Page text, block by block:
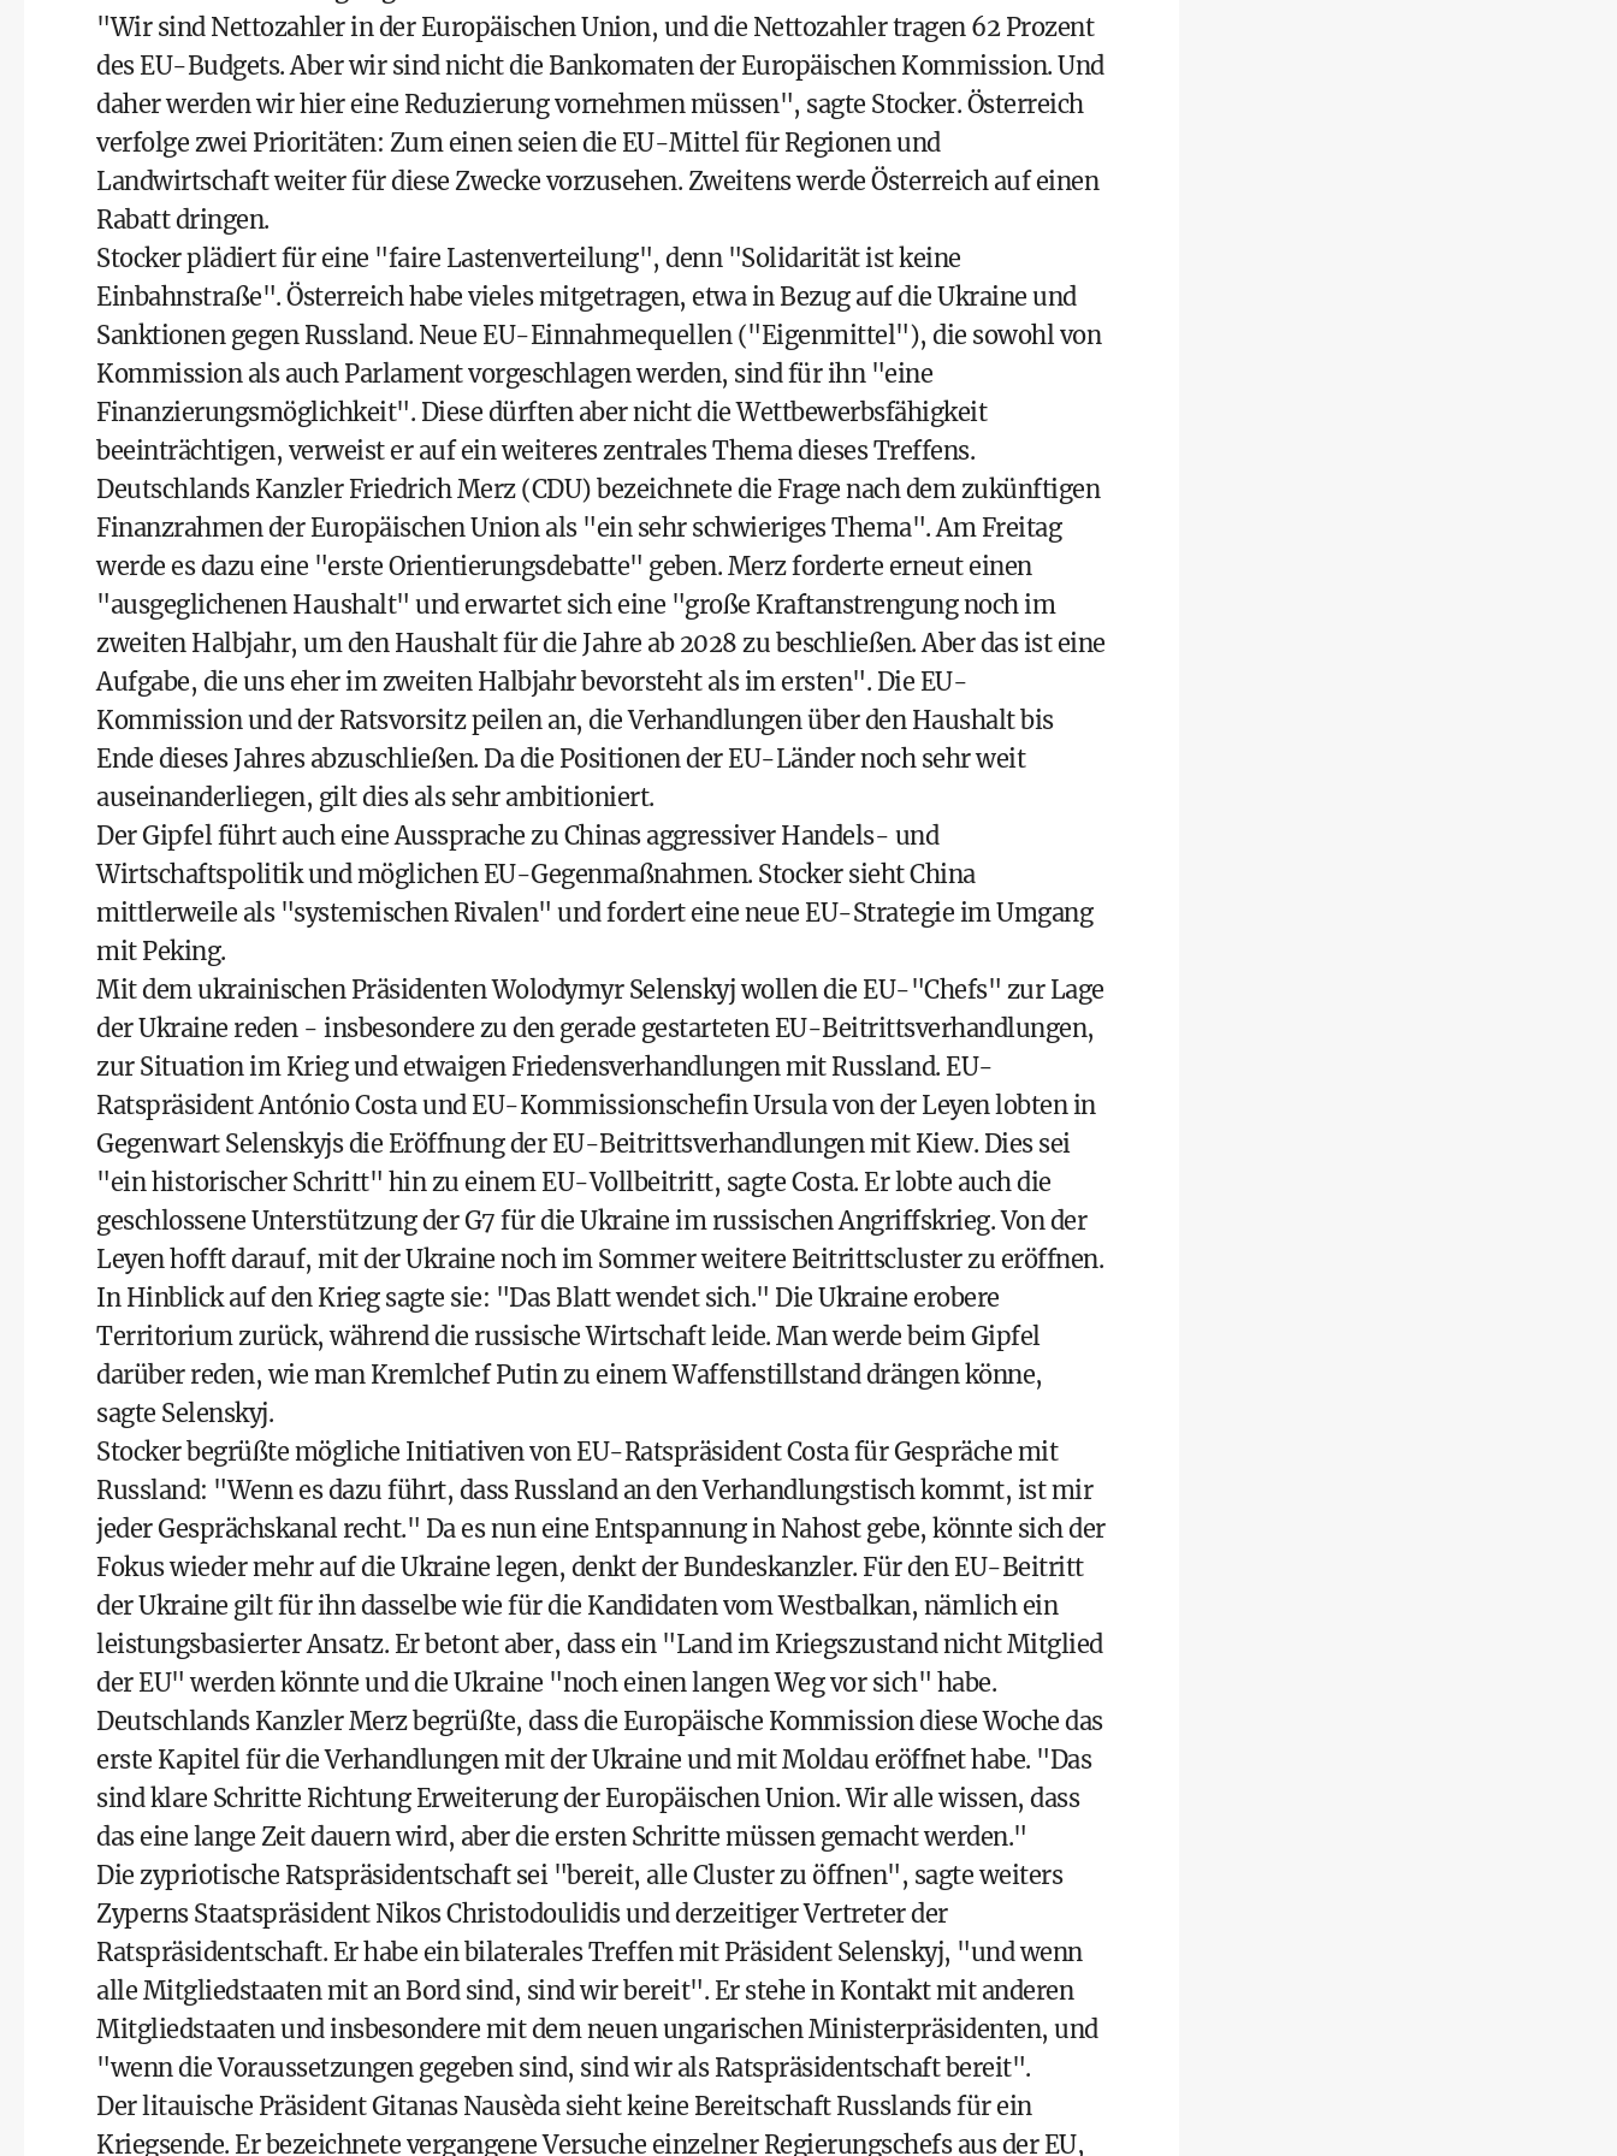
"Wir sind Nettozahler in der Europäischen Union, und die Nettozahler tragen 62 Prozent
des EU-Budgets. Aber wir sind nicht die Bankomaten der Europäischen Kommission. Und
daher werden wir hier eine Reduzierung vornehmen müssen", sagte Stocker. Österreich
verfolge zwei Prioritäten: Zum einen seien die EU-Mittel für Regionen und
Landwirtschaft weiter für diese Zwecke vorzusehen. Zweitens werde Österreich auf einen
Rabatt dringen.
Stocker plädiert für eine "faire Lastenverteilung", denn "Solidarität ist keine
Einbahnstraße". Österreich habe vieles mitgetragen, etwa in Bezug auf die Ukraine und
Sanktionen gegen Russland. Neue EU-Einnahmequellen ("Eigenmittel"), die sowohl von
Kommission als auch Parlament vorgeschlagen werden, sind für ihn "eine
Finanzierungsmöglichkeit". Diese dürften aber nicht die Wettbewerbsfähigkeit
beeinträchtigen, verweist er auf ein weiteres zentrales Thema dieses Treffens.
Deutschlands Kanzler Friedrich Merz (CDU) bezeichnete die Frage nach dem zukünftigen
Finanzrahmen der Europäischen Union als "ein sehr schwieriges Thema". Am Freitag
werde es dazu eine "erste Orientierungsdebatte" geben. Merz forderte erneut einen
"ausgeglichenen Haushalt" und erwartet sich eine "große Kraftanstrengung noch im
zweiten Halbjahr, um den Haushalt für die Jahre ab 2028 zu beschließen. Aber das ist eine
Aufgabe, die uns eher im zweiten Halbjahr bevorsteht als im ersten". Die EU-
Kommission und der Ratsvorsitz peilen an, die Verhandlungen über den Haushalt bis
Ende dieses Jahres abzuschließen. Da die Positionen der EU-Länder noch sehr weit
auseinanderliegen, gilt dies als sehr ambitioniert.
Der Gipfel führt auch eine Aussprache zu Chinas aggressiver Handels- und
Wirtschaftspolitik und möglichen EU-Gegenmaßnahmen. Stocker sieht China
mittlerweile als "systemischen Rivalen" und fordert eine neue EU-Strategie im Umgang
mit Peking.
Mit dem ukrainischen Präsidenten Wolodymyr Selenskyj wollen die EU-"Chefs" zur Lage
der Ukraine reden - insbesondere zu den gerade gestarteten EU-Beitrittsverhandlungen,
zur Situation im Krieg und etwaigen Friedensverhandlungen mit Russland. EU-
Ratspräsident António Costa und EU-Kommissionschefin Ursula von der Leyen lobten in
Gegenwart Selenskyjs die Eröffnung der EU-Beitrittsverhandlungen mit Kiew. Dies sei
"ein historischer Schritt" hin zu einem EU-Vollbeitritt, sagte Costa. Er lobte auch die
geschlossene Unterstützung der G7 für die Ukraine im russischen Angriffskrieg. Von der
Leyen hofft darauf, mit der Ukraine noch im Sommer weitere Beitrittscluster zu eröffnen.
In Hinblick auf den Krieg sagte sie: "Das Blatt wendet sich." Die Ukraine erobere
Territorium zurück, während die russische Wirtschaft leide. Man werde beim Gipfel
darüber reden, wie man Kremlchef Putin zu einem Waffenstillstand drängen könne,
sagte Selenskyj.
Stocker begrüßte mögliche Initiativen von EU-Ratspräsident Costa für Gespräche mit
Russland: "Wenn es dazu führt, dass Russland an den Verhandlungstisch kommt, ist mir
jeder Gesprächskanal recht." Da es nun eine Entspannung in Nahost gebe, könnte sich der
Fokus wieder mehr auf die Ukraine legen, denkt der Bundeskanzler. Für den EU-Beitritt
der Ukraine gilt für ihn dasselbe wie für die Kandidaten vom Westbalkan, nämlich ein
leistungsbasierter Ansatz. Er betont aber, dass ein "Land im Kriegszustand nicht Mitglied
der EU" werden könnte und die Ukraine "noch einen langen Weg vor sich" habe.
Deutschlands Kanzler Merz begrüßte, dass die Europäische Kommission diese Woche das
erste Kapitel für die Verhandlungen mit der Ukraine und mit Moldau eröffnet habe. "Das
sind klare Schritte Richtung Erweiterung der Europäischen Union. Wir alle wissen, dass
das eine lange Zeit dauern wird, aber die ersten Schritte müssen gemacht werden."
Die zypriotische Ratspräsidentschaft sei "bereit, alle Cluster zu öffnen", sagte weiters
Zyperns Staatspräsident Nikos Christodoulidis und derzeitiger Vertreter der
Ratspräsidentschaft. Er habe ein bilaterales Treffen mit Präsident Selenskyj, "und wenn
alle Mitgliedstaaten mit an Bord sind, sind wir bereit". Er stehe in Kontakt mit anderen
Mitgliedstaaten und insbesondere mit dem neuen ungarischen Ministerpräsidenten, und
"wenn die Voraussetzungen gegeben sind, sind wir als Ratspräsidentschaft bereit".
Der litauische Präsident Gitanas Nausèda sieht keine Bereitschaft Russlands für ein
Kriegsende. Er bezeichnete vergangene Versuche einzelner Regierungschefs aus der EU,